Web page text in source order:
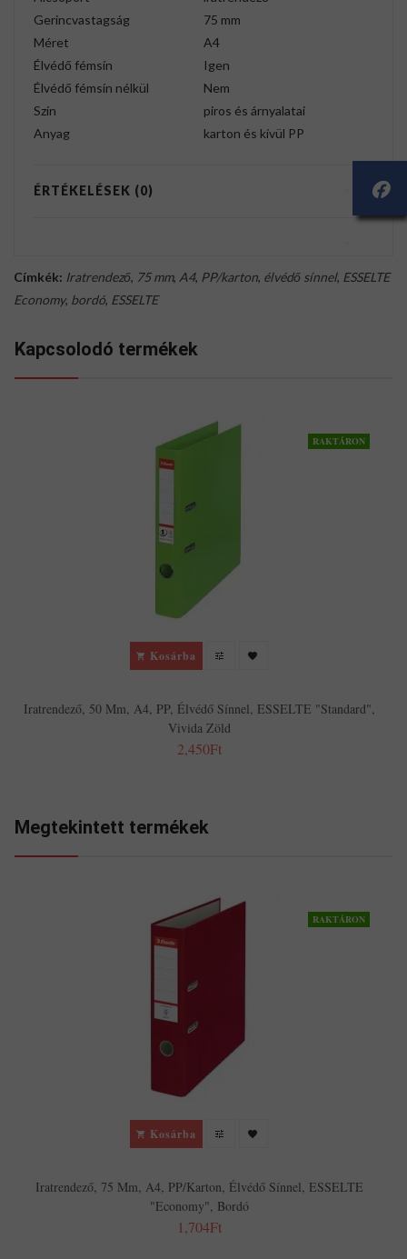
Gerincvastagság
75 mm
Méret
A4
Élvédő fémsín
Igen
Élvédő fémsín nélkül
Nem
Szín
piros és árnyalatai
Anyag
karton és kívül PP
ÉRTÉKELÉSEK (0)
Címkék: Iratrendező, 75 mm, A4, PP/karton, élvédő sínnel, ESSELTE
Economy, bordó, ESSELTE
Kapcsolodó termékek
RAKTÁRON
Kosárba
Iratrendező, 50 Mm, A4, PP, Élvédő Sínnel, ESSELTE "Standard",
Vivida Zöld
2,450Ft
Megtekintett termékek
RAKTÁRON
Kosárba
Iratrendező, 75 Mm, A4, PP/karton, Élvédő Sínnel, ESSELTE
"Economy", Bordó
1,704Ft